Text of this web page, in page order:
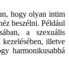
hogy olyan intim
beszélni. Például
a szexuális
illetve
harmonikusabbá